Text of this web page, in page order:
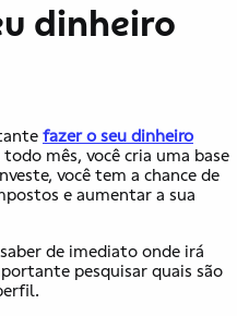
dinheiro
fazer o seu dinheiro
mês, você cria uma base
você tem a chance de
e aumentar a sua
de imediato onde irá
pesquisar quais são